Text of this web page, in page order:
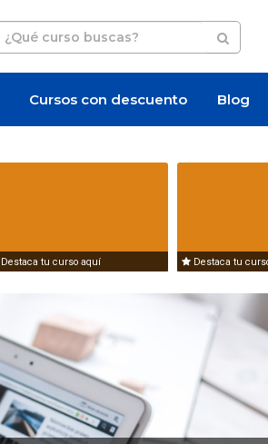
Cursos con descuento Blog
Destaca tu curso aquí Destaca tu